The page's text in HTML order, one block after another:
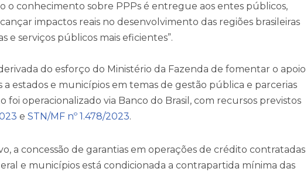
o conhecimento sobre PPPs é entregue aos entes públicos,
impactos reais no desenvolvimento das regiões brasileiras
e serviços públicos mais eficientes”.
do esforço do Ministério da Fazenda de fomentar o apoio
a estados e municípios em temas de gestão pública e parcerias
foi operacionalizado via Banco do Brasil, com recursos previstos
e STN/MF nº 1.478/2023.
a concessão de garantias em operações de crédito contratadas
e municípios está condicionada a contrapartida mínima das